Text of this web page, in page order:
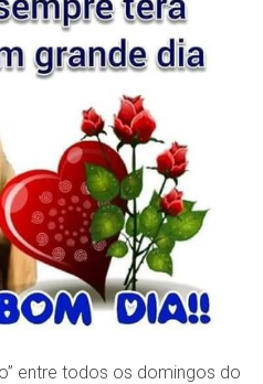
entre todos os domingos do